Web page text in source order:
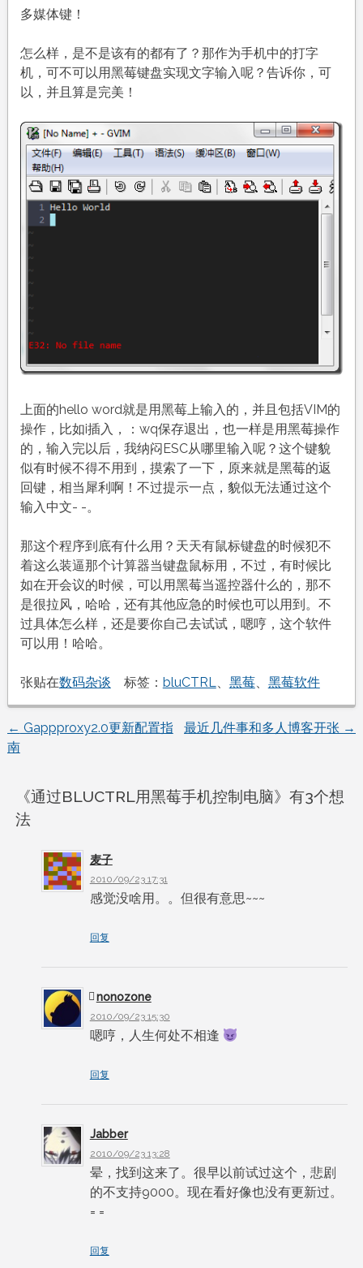
多媒体键！
怎么样，是不是该有的都有了？那作为手机中的打字
机，可不可以用黑莓键盘实现文字输入呢？告诉你，可
以，并且算是完美！
上面的hello word就是用黑莓上输入的，并且包括VIM的
操作，比如i插入，：wq保存退出，也一样是用黑莓操作
的，输入完以后，我纳闷ESC从哪里输入呢？这个键貌
似有时候不得不用到，摸索了一下，原来就是黑莓的返
回键，相当犀利啊！不过提示一点，貌似无法通过这个
输入中文- -。
那这个程序到底有什么用？天天有鼠标键盘的时候犯不
着这么装逼那个计算器当键盘鼠标用，不过，有时候比
如在开会议的时候，可以用黑莓当遥控器什么的，那不
是很拉风，哈哈，还有其他应急的时候也可以用到。不
过具体怎么样，还是要你自己去试试，嗯哼，这个软件
可以用！哈哈。
张贴在数码杂谈 标签： bluCTRL、 黑莓、 黑莓软件
文
导
← Gappproxy2.0更新配置指
南
最近几件事和多人博客开张 →
《通过BLUCTRL用黑莓手机控制电脑》有3个想
法
麦子
2010/09/23 17:31
感觉没啥用。。但很有意思~~~
回复
nonozone
2010/09/23 15:30
嗯哼，人生何处不相逢
回复
Jabber
2010/09/23 13:28
晕，找到这来了。很早以前试过这个，悲剧
的不支持9000。现在看好像也没有更新过。
= =
回复